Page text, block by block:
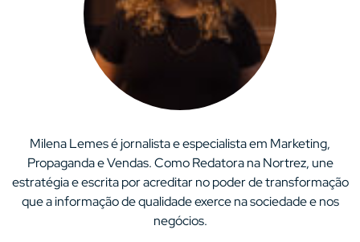
Milena Lemes é jornalista e especialista em Marketing,
Propaganda e Vendas. Como Redatora na Nortrez, une
estratégia e escrita por acreditar no poder de transformação
que a informação de qualidade exerce na sociedade e nos
negócios.